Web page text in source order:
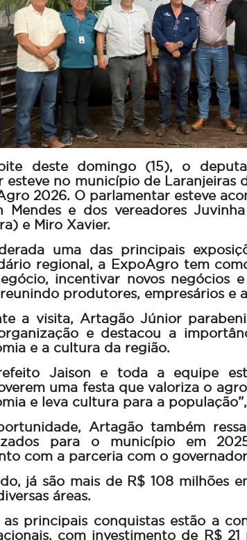
deste domingo (15), o
esteve no município de Laranjeiras
2026. O parlamentar esteve
Mendes e dos vereadores
e Miro Xavier.
uma das principais
regional, a ExpoAgro tem
incentivar novos negócios
produtores, empresários e
a visita, Artagão Júnior
e destacou a
e a cultura da região.
Jaison e toda a equipe
uma festa que valoriza o
e leva cultura para a
Artagão também
para o município em
com a parceria com o
já são mais de R$ 108 milhões
áreas.
principais conquistas estão a
com investimento de R$ 21